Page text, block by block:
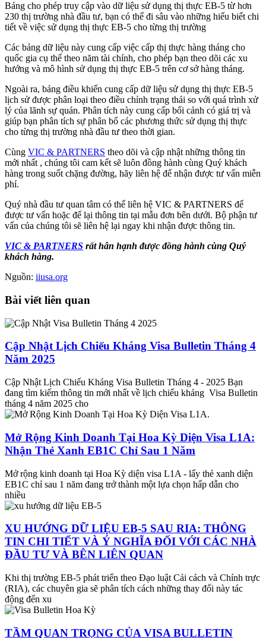
Bảng cho phép truy cập vào dữ liệu sử dụng thị thực EB-5 từ hơn
230 thị trường nhà đầu tư, bạn có thể đi sâu vào những hiểu biết chi
tiết về việc sử dụng thị thực EB-5 cho từng thị trường
Các bảng dữ liệu này cung cấp việc cấp thị thực hàng tháng cho
quốc gia cụ thể theo năm tài chính, cho phép bạn theo dõi các xu
hướng và mô hình sử dụng thị thực EB-5 trên cơ sở hàng tháng.
Ngoài ra, bảng điều khiển cung cấp dữ liệu sử dụng thị thực EB-5
lịch sử được phân loại theo điều chỉnh trạng thái so với quá trình xử
lý của lãnh sự quán. Phân tích này cung cấp bối cảnh có giá trị và
giúp bạn phân tích sự phân bổ các phương thức sử dụng thị thực
cho từng thị trường nhà đầu tư theo thời gian.
Cùng VIC & PARTNERS theo dõi và cập nhật những thông tin
mới nhất , chúng tôi cam kết sẽ luôn đồng hành cùng Quý khách
hàng trong suốt chặng đường, hãy liên hệ để nhận được tư vấn miễn
phí.
Quý nhà đầu tư quan tâm có thể liên hệ VIC & PARTNERS để
được tư vấn hoặc để lại thông tin tại mẫu đơn bên dưới. Bộ phận tư
vấn của chúng tôi sẽ liên hệ lại ngay khi nhận được thông tin.
VIC & PARTNERS rất hân hạnh được đồng hành cùng Quý
khách hàng.
Nguồn: iiusa.org
Bài viết liên quan
Cập Nhật Lịch Chiếu Kháng Visa Bulletin Tháng 4
Năm 2025
Cập Nhật Lịch Chiếu Kháng Visa Bulletin Tháng 4 - 2025 Bạn
đang tìm kiếm thông tin mới nhất về lịch chiếu kháng Visa Bulletin
tháng 4 năm 2025 cho
Mở Rộng Kinh Doanh Tại Hoa Kỳ Diện Visa L1A:
Nhận Thẻ Xanh EB1C Chỉ Sau 1 Năm
Mở rộng kinh doanh tại Hoa Kỳ diện visa L1A - lấy thẻ xanh diện
EB1C chỉ sau 1 năm đang trở thành một lựa chọn hấp dẫn cho
nhiều
XU HƯỚNG DỮ LIỆU EB-5 SAU RIA: THÔNG
TIN CHI TIẾT VÀ Ý NGHĨA ĐỐI VỚI CÁC NHÀ
ĐẦU TƯ VÀ BÊN LIÊN QUAN
Khi thị trường EB-5 phát triển theo Đạo luật Cải cách và Chính trực
(RIA), các chuyên gia sẽ phân tích cách những thay đổi này tác
động đến xu
TẦM QUAN TRỌNG CỦA VISA BULLETIN